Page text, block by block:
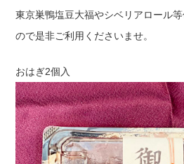
東京巣鴨塩豆大福やシベリアロール
ので是非ご利用くださいませ。
おはぎ2個入